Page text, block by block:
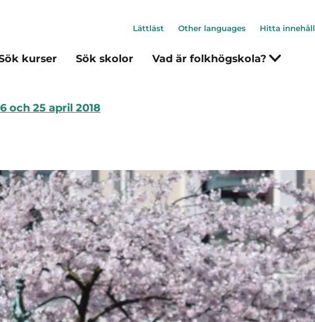
kurser Sök skolor Vad är folkhögskola?
Lättläst Other languages Hitta innehåll
och 25 april 2018